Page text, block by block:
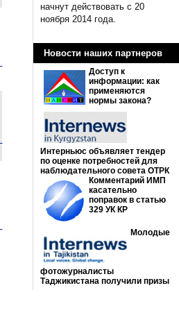
начнут действовать с 20
ноября 2014 года.
Новости наших партнеров
Доступ к
информации: как
применяются
нормы закона?
Интерньюс объявляет тендер
по оценке потребностей для
наблюдательного совета ОТРК
Комментарий ИМП
касательно
поправок в статью
329 УК КР
Молодые
фотожурналисты
Таджикистана получили призы